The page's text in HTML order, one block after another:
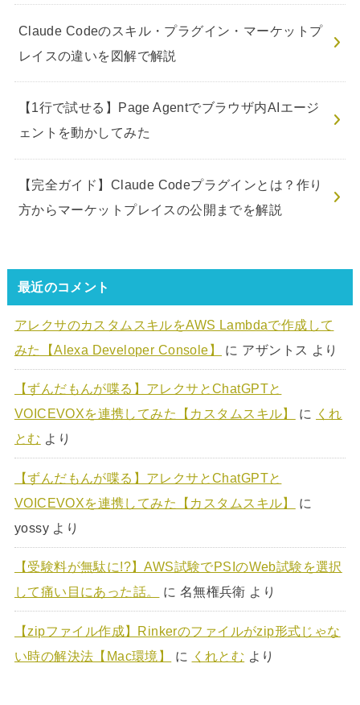
Claude Codeのスキル・プラグイン・マーケットプ
レイスの違いを図解で解説
【1行で試せる】Page Agentでブラウザ内AIエージ
ェントを動かしてみた
【完全ガイド】Claude Codeプラグインとは？作り
方からマーケットプレイスの公開までを解説
最近のコメント
アレクサのカスタムスキルをAWS Lambdaで作成して
みた【Alexa Developer Console】
に アザントス より
【ずんだもんが喋る】アレクサとChatGPTと
VOICEVOXを連携してみた【カスタムスキル】
に
くれ
とむ より
【ずんだもんが喋る】アレクサとChatGPTと
VOICEVOXを連携してみた【カスタムスキル】
に
yossyより
【受験料が無駄に!?】AWS試験でPSIのWeb試験を選択
して痛い目にあった話。
に 名無権兵衛 より
【zipファイル作成】Rinkerのファイルがzip形式じゃな
い時の解決法【Mac環境】
に くれとむ より